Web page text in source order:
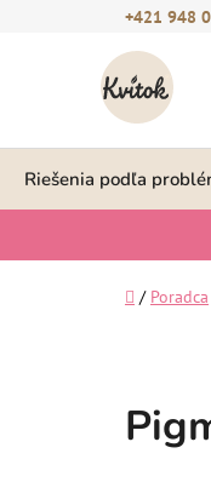
+421 948
Riešenia podľa
Domov
/ Poradca